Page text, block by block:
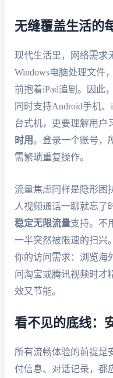
无缝覆盖生活的
现代生活里，网络需求
Windows电脑处理文件
前抱着iPad追剧。因此
同时支持Android手机
台式机，更要理解用户
时用。登录一个账号，
需繁琐重复操作。
流量焦虑同样是隐形困
人视频通话一聊就忘了
稳定无限流量支持。不
一半突然被限速的扫兴
你的访问需求：浏览海
问淘宝或腾讯视频时才
效又节能。
看不见的底线：
所有流畅体验的前提是
付信息、对话记录，都